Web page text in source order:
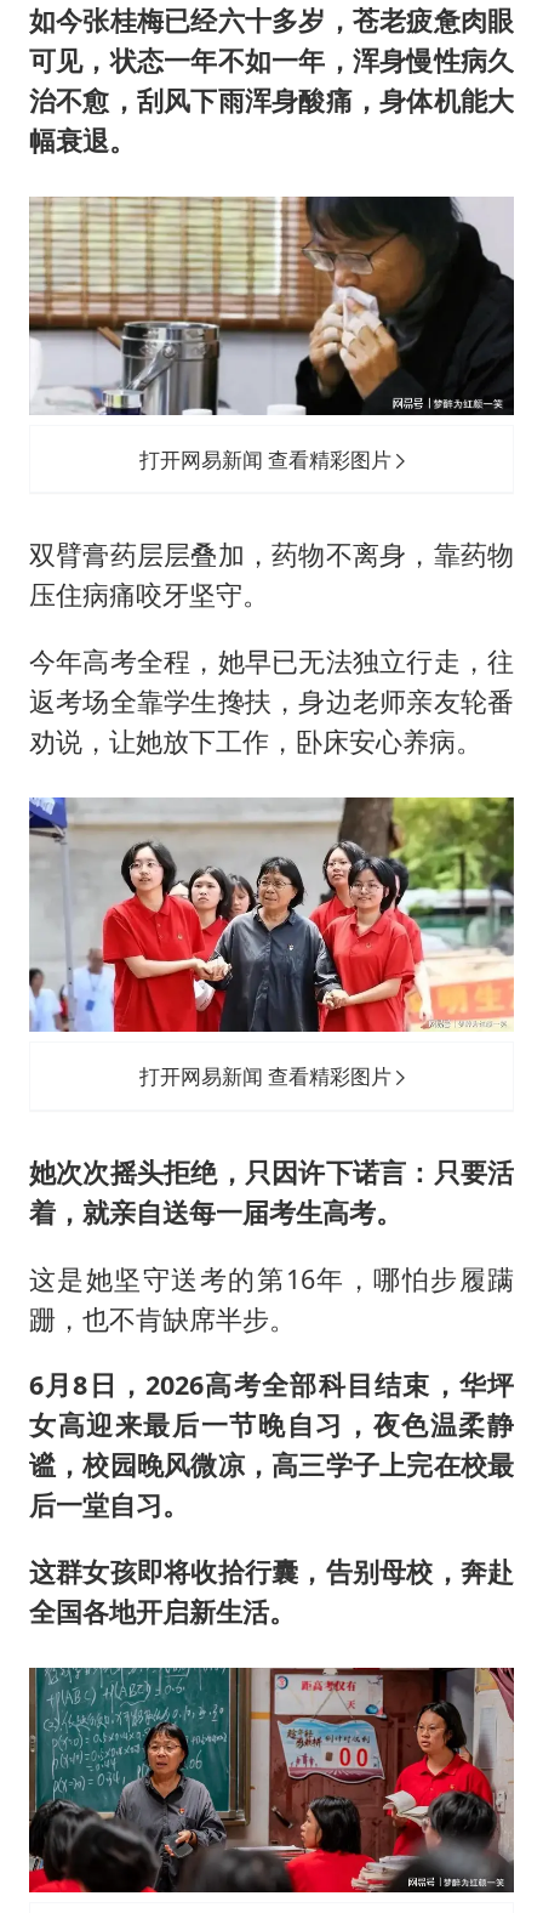
如今张桂梅已经六十多岁，苍老疲惫肉眼
可见，状态一年不如一年，浑身慢性病久
治不愈，刮风下雨浑身酸痛，身体机能大
幅衰退。
打开网易新闻 查看精彩图片
双臂膏药层层叠加，药物不离身，靠药物
压住病痛咬牙坚守。
今年高考全程，她早已无法独立行走，往
返考场全靠学生搀扶，身边老师亲友轮番
劝说，让她放下工作，卧床安心养病。
打开网易新闻 查看精彩图片
她次次摇头拒绝，只因许下诺言：只要活
着，就亲自送每一届考生高考。
这是她坚守送考的第16年，哪怕步履蹒
跚，也不肯缺席半步。
6月8日，2026高考全部科目结束，华坪
女高迎来最后一节晚自习，夜色温柔静
谧，校园晚风微凉，高三学子上完在校最
后一堂自习。
这群女孩即将收拾行囊，告别母校，奔赴
全国各地开启新生活。